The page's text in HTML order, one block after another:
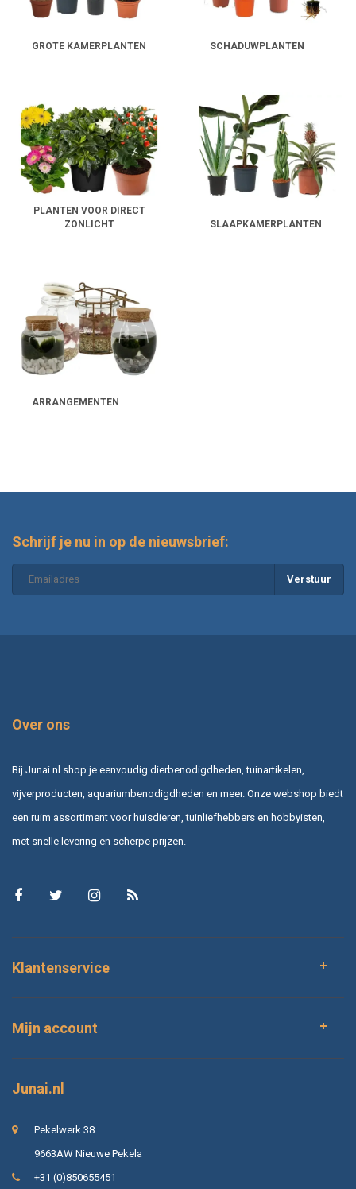
GROTE KAMERPLANTEN SCHADUWPLANTEN
PLANTEN VOOR DIRECT
ZONLICHT
SLAAPKAMERPLANTEN
ARRANGEMENTEN
Schrijf je nu in op de nieuwsbrief:
Verstuur
Over ons
Bij Junai.nl shop je eenvoudig dierbenodigdheden, tuinartikelen,
vijverproducten, aquariumbenodigdheden en meer. Onze webshop biedt
een ruim assortiment voor huisdieren, tuinliefhebbers en hobbyisten,
met snelle levering en scherpe prijzen.
Klantenservice
Mijn account
Junai.nl
Pekelwerk 38
9663AW Nieuwe Pekela
+31 (0)850655451